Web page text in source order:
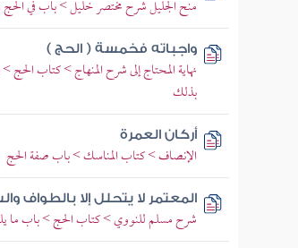
منح الجليل شرح مختصر خليل > باب في الحج
واجباته فخمسة ( الحج )
نهاية المحتاج إلى شرح المنهاج > كتاب الحج
بذلك
أركان العمرة
الإنصاف > كتاب المناسك > باب صفة الحج
المعتمر لا يتحلل إلا بالطواف
شرح مسلم للنووي > كتاب الحج > باب ما